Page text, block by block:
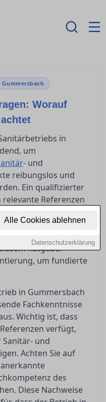
Alle Cookies ablehnen
Datenschutzerklärung
Worauf
in
um
- und
reibungslos und
Ein qualifizierter
Referenzen
seine Kompetenz
Sie einen
Ratgeber
um fundierte
in Gummersbach
Fachkenntnisse
Wichtig ist, dass
verfügt,
Sanitär- und
Achten Sie auf
des
Diese Nachweise